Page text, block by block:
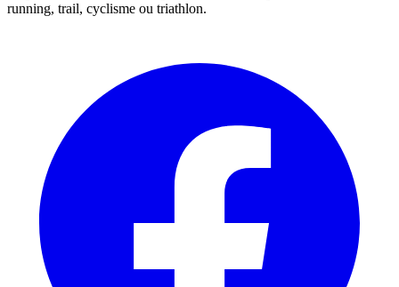
running, trail, cyclisme ou triathlon.